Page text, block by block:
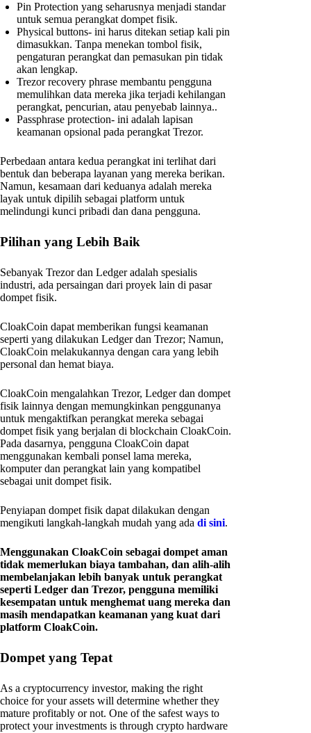
Pin Protection yang seharusnya menjadi standar
untuk semua perangkat dompet fisik.
Physical buttons- ini harus ditekan setiap kali pin
dimasukkan. Tanpa menekan tombol fisik,
pengaturan perangkat dan pemasukan pin tidak
akan lengkap.
Trezor recovery phrase membantu pengguna
memulihkan data mereka jika terjadi kehilangan
perangkat, pencurian, atau penyebab lainnya..
Passphrase protection- ini adalah lapisan
keamanan opsional pada perangkat Trezor.
Perbedaan antara kedua perangkat ini terlihat dari
bentuk dan beberapa layanan yang mereka berikan.
Namun, kesamaan dari keduanya adalah mereka
layak untuk dipilih sebagai platform untuk
melindungi kunci pribadi dan dana pengguna.
Pilihan yang Lebih Baik
Sebanyak Trezor dan Ledger adalah spesialis
industri, ada persaingan dari proyek lain di pasar
dompet fisik.
CloakCoin dapat memberikan fungsi keamanan
seperti yang dilakukan Ledger dan Trezor; Namun,
CloakCoin melakukannya dengan cara yang lebih
personal dan hemat biaya.
CloakCoin mengalahkan Trezor, Ledger dan dompet
fisik lainnya dengan memungkinkan penggunanya
untuk mengaktifkan perangkat mereka sebagai
dompet fisik yang berjalan di blockchain CloakCoin.
Pada dasarnya, pengguna CloakCoin dapat
menggunakan kembali ponsel lama mereka,
komputer dan perangkat lain yang kompatibel
sebagai unit dompet fisik.
Penyiapan dompet fisik dapat dilakukan dengan
mengikuti langkah-langkah mudah yang ada di sini.
Menggunakan CloakCoin sebagai dompet aman
tidak memerlukan biaya tambahan, dan alih-alih
membelanjakan lebih banyak untuk perangkat
seperti Ledger dan Trezor, pengguna memiliki
kesempatan untuk menghemat uang mereka dan
masih mendapatkan keamanan yang kuat dari
platform CloakCoin.
Dompet yang Tepat
As a cryptocurrency investor, making the right
choice for your assets will determine whether they
mature profitably or not. One of the safest ways to
protect your investments is through crypto hardware